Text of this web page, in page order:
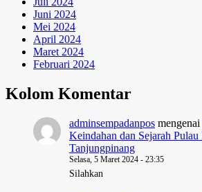
Juni 2024
Mei 2024
April 2024
Maret 2024
Februari 2024
Kolom Komentar
adminsempadanpos mengenai
Keindahan dan Sejarah Pulau
Tanjungpinang
Selasa, 5 Maret 2024 - 23:35
Silahkan